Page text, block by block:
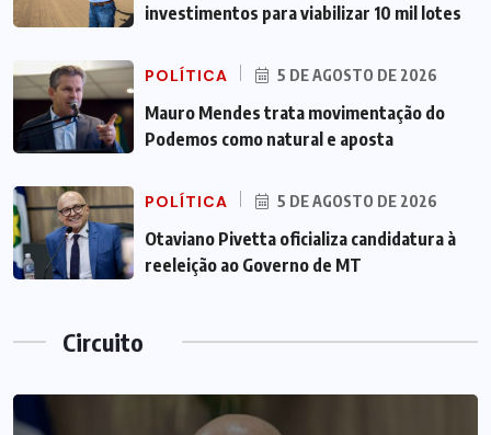
investimentos para viabilizar 10 mil lotes
POLÍTICA 5 DE AGOSTO DE 2026
Mauro Mendes trata movimentação do
Podemos como natural e aposta
POLÍTICA 5 DE AGOSTO DE 2026
Otaviano Pivetta oficializa candidatura à
reeleição ao Governo de MT
Circuito